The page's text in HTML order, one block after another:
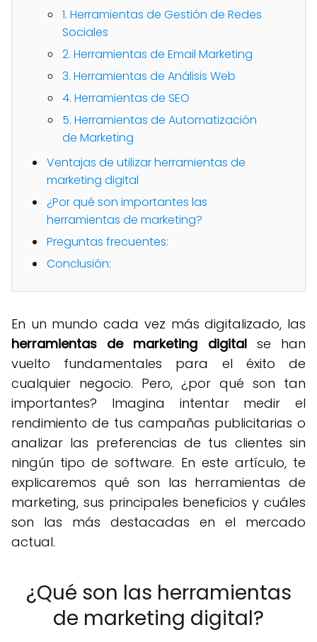
1. Herramientas de Gestión de Redes
Sociales
2. Herramientas de Email Marketing
3. Herramientas de Análisis Web
4. Herramientas de SEO
5. Herramientas de Automatización
de Marketing
Ventajas de utilizar herramientas de
marketing digital
¿Por qué son importantes las
herramientas de marketing?
Preguntas frecuentes:
Conclusión:
En un mundo cada vez más digitalizado, las
herramientas de marketing digitalse han
vuelto fundamentales para el éxito de
cualquier negocio. Pero, ¿por qué son tan
importantes? Imagina intentar medir el
rendimiento de tus campañas publicitarias o
analizar las preferencias de tus clientes sin
ningún tipo de software. En este artículo, te
explicaremos qué son las herramientas de
marketing, sus principales beneficios y cuáles
son las más destacadas en el mercado
actual.
¿Qué son las herramientas
de marketing digital?